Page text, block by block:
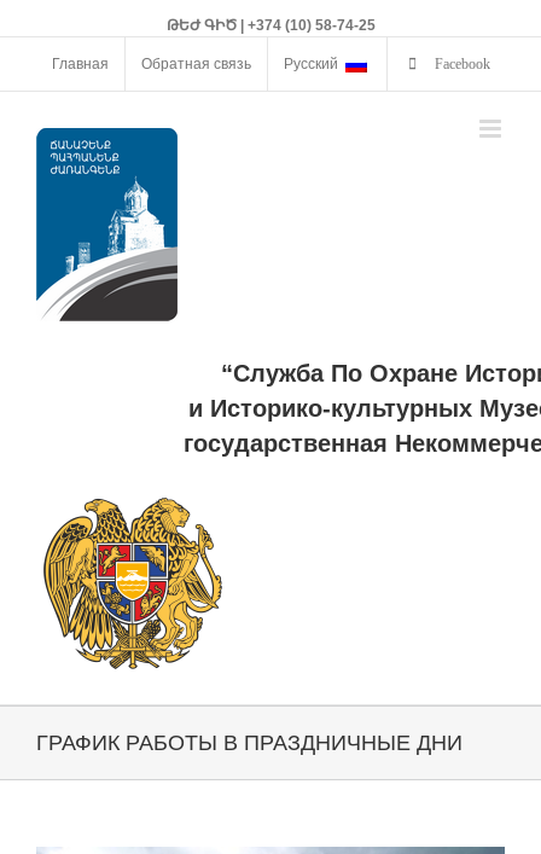
ԹԵԺ ԳԻԾ | +374 (10) 58-74-25
Главная Обратная связь Русский Facebook
“Служба По Охране
и Историко-культурных
государственная
ГРАФИК РАБОТЫ В ПРАЗДНИЧНЫЕ ДНИ